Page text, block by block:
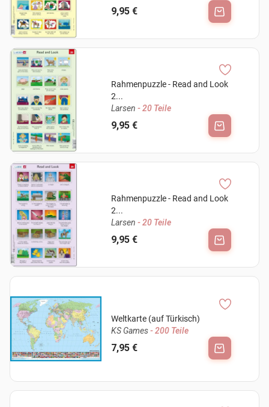
9,95 €
Rahmenpuzzle - Read and Look
2...
Larsen - 20 Teile
9,95 €
Rahmenpuzzle - Read and Look
2...
Larsen - 20 Teile
9,95 €
Weltkarte (auf Türkisch)
KS Games- 200 Teile
7,95 €